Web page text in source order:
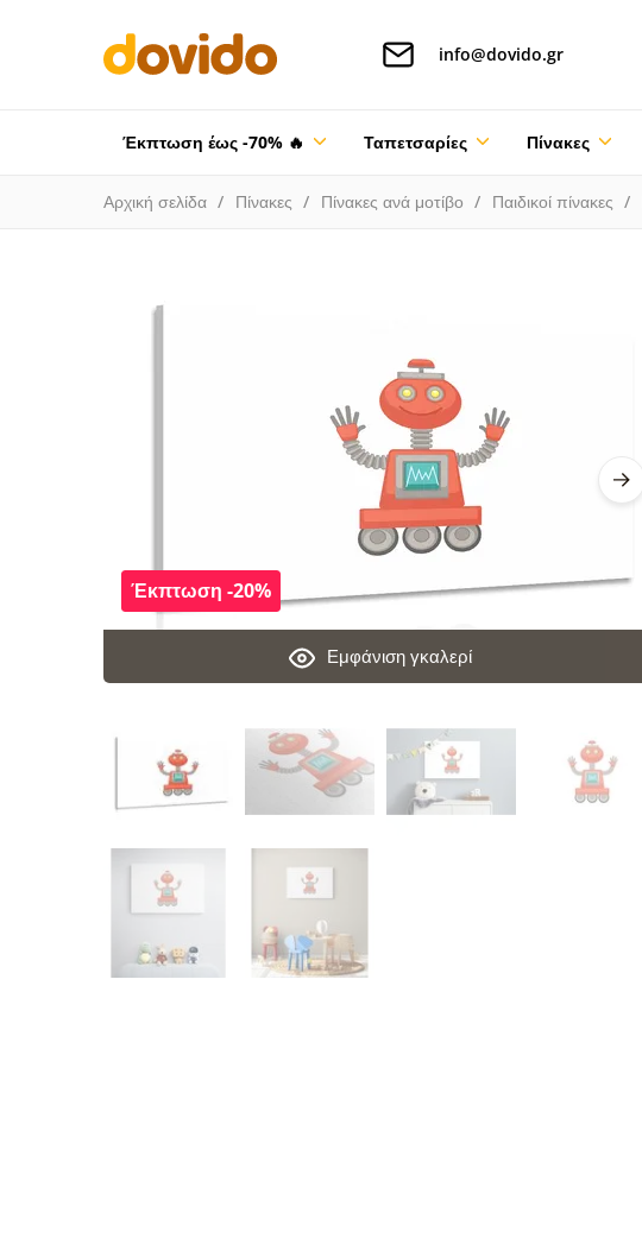
info@dovido.gr
Έκπτωση έως -70% 🔥 Ταπετσαρίες Πίνακες
Αρχική σελίδα Πίνακες Πίνακες ανά μοτίβο Παιδικοί πίνακες
Εμφάνιση γκαλερί
Έκπτωση -20%